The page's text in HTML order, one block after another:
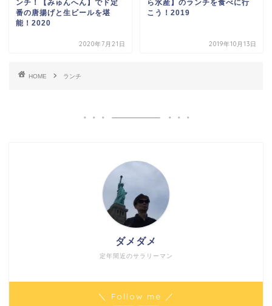
ンチ！【みゅんへん】でド定
番の唐揚げと生ビールを堪
能！2020
2020年7月21日
ら水産】のランチを食べに行
こう！2019
2019年10月13日
HOME ランチ
定年間近のサラリーマン
ダメダメ
＼ Follow me ／